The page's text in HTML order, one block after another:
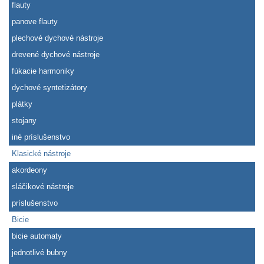
flauty
panove flauty
plechové dychové nástroje
drevené dychové nástroje
fúkacie harmoniky
dychové syntetizátory
plátky
stojany
iné príslušenstvo
Klasické nástroje
akordeony
sláčikové nástroje
príslušenstvo
Bicie
bicie automaty
jednotlivé bubny